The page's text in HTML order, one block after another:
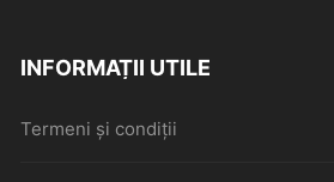
INFORMAȚII UTILE
Termeni și condiții